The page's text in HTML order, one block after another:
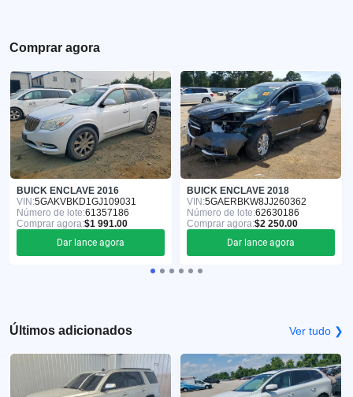
Comprar agora
BUICK ENCLAVE 2016
VIN:5GAKVBKD1GJ109031
Número de lote:61357186
Comprar agora:$1 991.00
Dar lance agora
BUICK ENCLAVE 2018
VIN:5GAERBKW8JJ260362
Número de lote:62630186
Comprar agora:$2 250.00
Dar lance agora
Últimos adicionados Ver tudo ❯